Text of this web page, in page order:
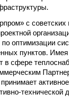
с советских
оптимизации
пунктов.
в сфере
технической